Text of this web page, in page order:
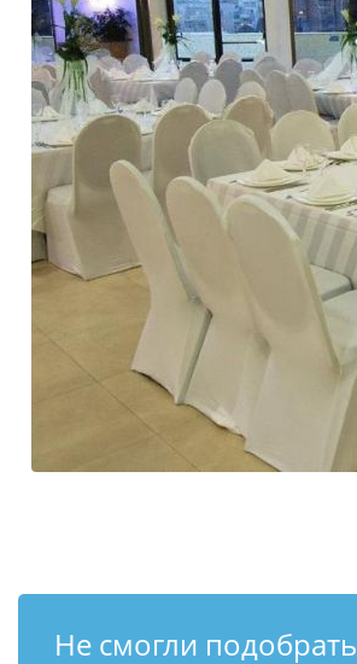
Не смогли подобрать